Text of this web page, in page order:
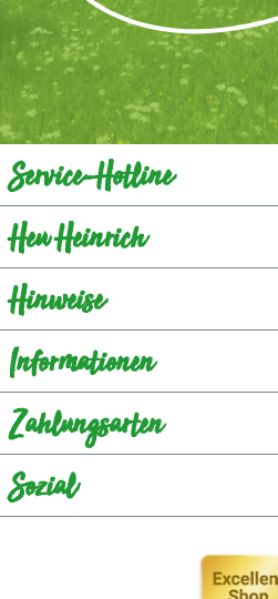
Service-Hotline
Heu Heinrich
Hinweise
Informationen
Zahlungsarten
Sozial